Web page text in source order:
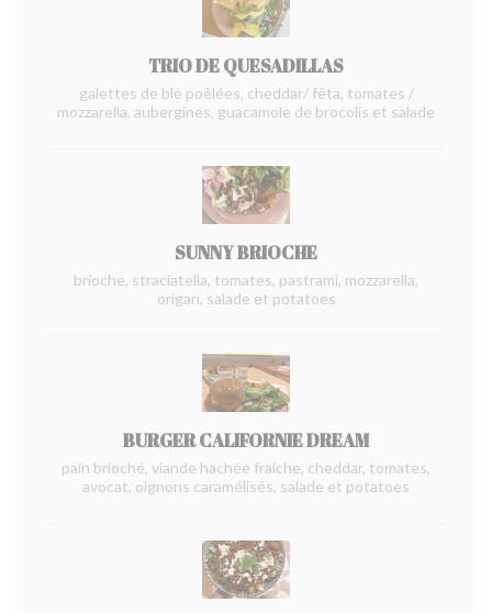
TRIO DE QUESADILLAS
galettes de blé poêlées, cheddar/ fêta, tomates /
mozzarella, aubergines, guacamole de brocolis et salade
SUNNY BRIOCHE
brioche, straciatella, tomates, pastrami, mozzarella,
origan, salade et potatoes
BURGER CALIFORNIE DREAM
pain brioché, viande hachée fraiche, cheddar, tomates,
avocat, oignons caramélisés, salade et potatoes